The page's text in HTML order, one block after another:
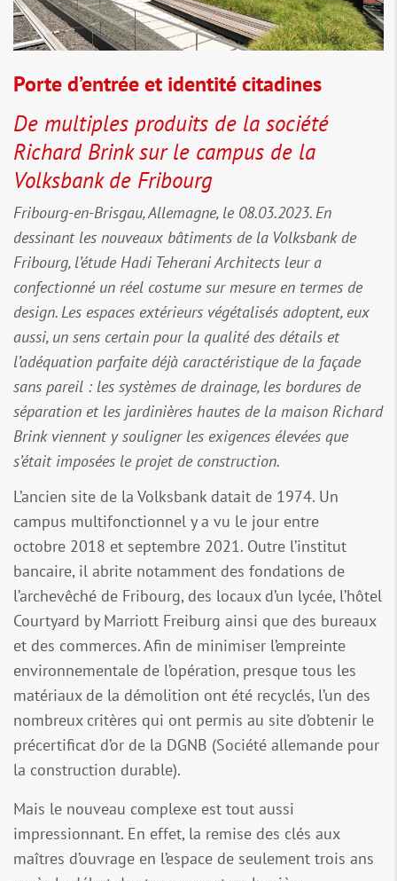
Porte d’entrée et identité citadines
De multiples produits de la société
Richard Brink sur le campus de la
Volksbank de Fribourg
Fribourg-en-Brisgau, Allemagne, le 08.03.2023. En
dessinant les nouveaux bâtiments de la Volksbank de
Fribourg, l’étude Hadi Teherani Architects leur a
confectionné un réel costume sur mesure en termes de
design. Les espaces extérieurs végétalisés adoptent, eux
aussi, un sens certain pour la qualité des détails et
l’adéquation parfaite déjà caractéristique de la façade
sans pareil : les systèmes de drainage, les bordures de
séparation et les jardinières hautes de la maison Richard
Brink viennent y souligner les exigences élevées que
s’était imposées le projet de construction.
L’ancien site de la Volksbank datait de 1974. Un
campus multifonctionnel y a vu le jour entre
octobre 2018 et septembre 2021. Outre l’institut
bancaire, il abrite notamment des fondations de
l’archevêché de Fribourg, des locaux d’un lycée, l’hôtel
Courtyard by Marriott Freiburg ainsi que des bureaux
et des commerces. Afin de minimiser l’empreinte
environnementale de l’opération, presque tous les
matériaux de la démolition ont été recyclés, l’un des
nombreux critères qui ont permis au site d’obtenir le
précertificat d’or de la DGNB (Société allemande pour
la construction durable).
Mais le nouveau complexe est tout aussi
impressionnant. En effet, la remise des clés aux
maîtres d’ouvrage en l’espace de seulement trois ans